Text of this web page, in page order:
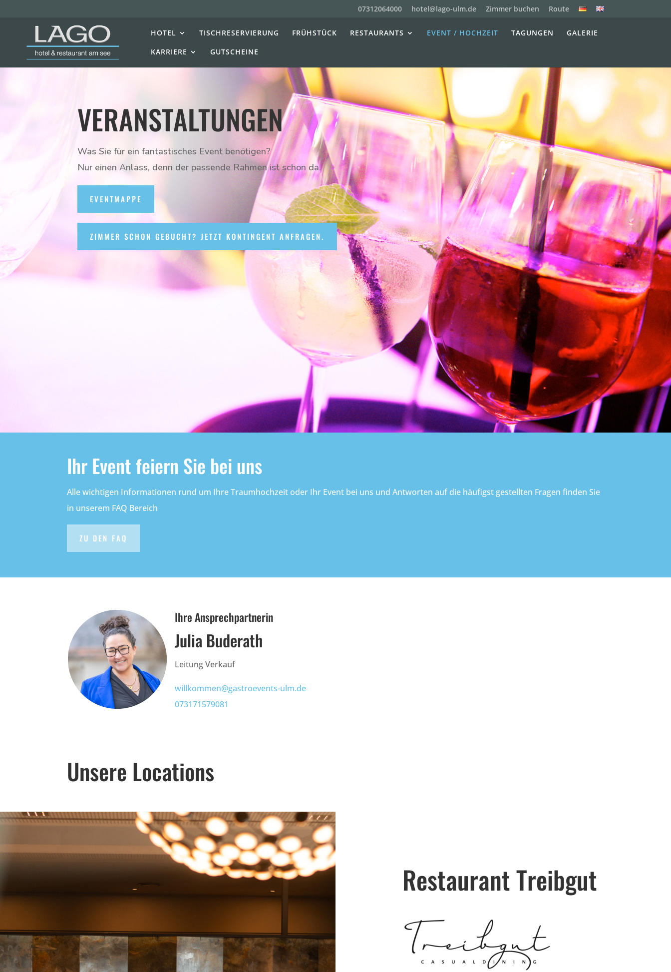
07312064000 hotel@lago-ulm.de Zimmer buchen Route
HOTEL TISCHRESERVIERUNG FRÜHSTÜCK RESTAURANTS EVENT / HOCHZEIT TAGUNGEN
GALERIE
KARRIERE
GUTSCHEINE
VERANSTALTUNGEN
Was Sie für ein fantastisches Event benötigen?
Nur einen Anlass, denn der passende Rahmen ist schon da.
EVENTMAPPE
ZIMMER SCHON GEBUCHT? JETZT KONTINGENT ANFRAGEN.
Ihr Event feiern Sie bei uns
Alle wichtigen Informationen rund um Ihre Traumhochzeit oder Ihr Event bei uns und Antworten auf die häufigst gestellten Fragen finden Sie
in unserem FAQ Bereich
ZU DEN FAQ
Ihre Ansprechpartnerin
Julia Buderath
Leitung Verkauf
willkommen@gastroevents-ulm.de
073171579081
Unsere Locations
Restaurant Treibgut